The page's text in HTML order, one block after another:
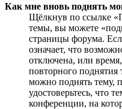
Как мне вновь поднять
Щёлкнув по ссылке
темы, вы можете
страницы форума.
означает, что
отключена, или
повторного
можно поднять тему,
удостоверьтесь, что
конференции, на